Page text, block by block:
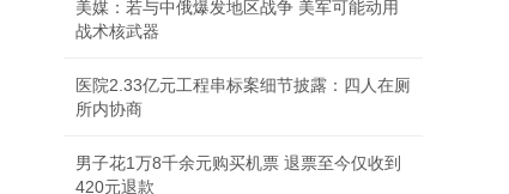
美媒：若与中俄爆发地区战争 美军可能动用
战术核武器
医院2.33亿元工程串标案细节披露：四人在厕
所内协商
男子花1万8千余元购买机票 退票至今仅收到
420元退款